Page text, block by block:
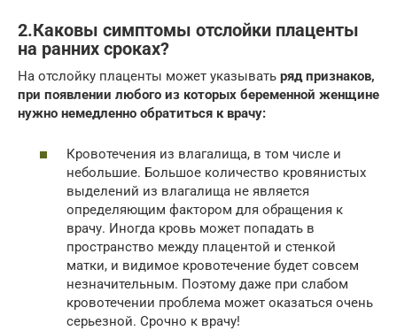
2.Каковы симптомы отслойки плаценты
на ранних сроках?
На отслойку плаценты может указывать ряд признаков,
при появлении любого из которых беременной женщине
нужно немедленно обратиться к врачу:
Кровотечения из влагалища, в том числе и
небольшие. Большое количество кровянистых
выделений из влагалища не является
определяющим фактором для обращения к
врачу. Иногда кровь может попадать в
пространство между плацентой и стенкой
матки, и видимое кровотечение будет совсем
незначительным. Поэтому даже при слабом
кровотечении проблема может оказаться очень
серьезной. Срочно к врачу!